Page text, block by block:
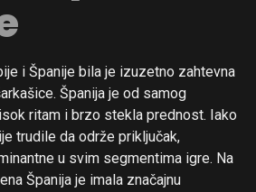
i Španije bila je izuzetno zahtevna
Španija je od samog
ritam i brzo stekla prednost. Iako
trudile da održe priključak,
u svim segmentima igre. Na
Španija je imala značajnu